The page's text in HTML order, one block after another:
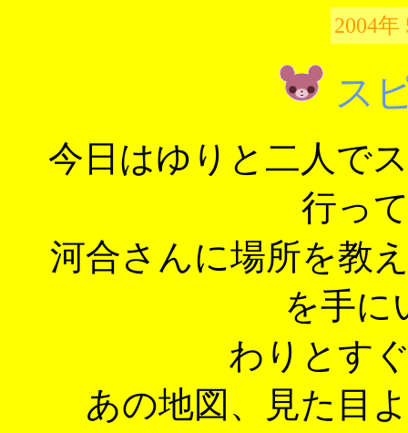
2004年
ス
今日はゆりと二人で
行っ
河合さんに場所を教
を手に
わりとす
あの地図、見た目